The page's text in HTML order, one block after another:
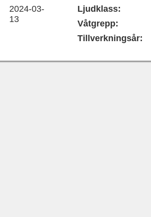
2024-03-
13
Ljudklass:
Våtgrepp:
Tillverkningsår: